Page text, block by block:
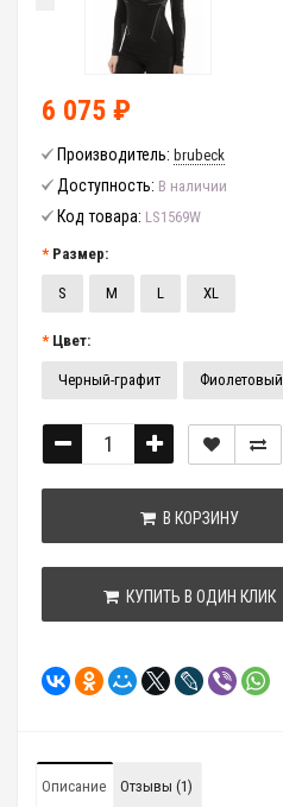
6 075 ₽
Производитель: brubeck
Доступность: В наличии
Код товара: LS1569W
Размер:
S M L XL
Цвет:
Черный-графит Фиолетовый
В КОРЗИНУ
КУПИТЬ В ОДИН КЛИК
Описание Отзывы (1)